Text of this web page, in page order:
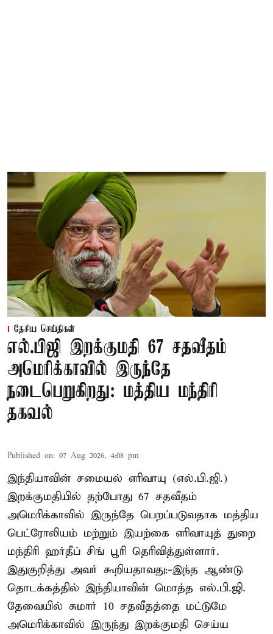
தேசிய செய்திகள்
எல்.பிஜி இறக்குமதி 67 சதவீதம்
அமெரிக்காவில் இருந்தே
நடைபெறுகிறது: மத்திய மந்திரி
தகவல்
Published on: 07 Aug 2026, 4:08 pm
இந்தியாவின் சமையல் எரிவாயு (எல்.பி.ஜி.)
இறக்குமதியில் தற்போது 67 சதவீதம்
அமெரிக்காவில் இருந்தே பெறப்படுவதாக மத்திய
பெட்ரோலியம் மற்றும் இயற்கை எரிவாயுத் துறை
மந்திரி ஹர்தீப் சிங் பூரி தெரிவித்துள்ளார்.
இதுகுறித்து அவர் கூறியதாவது:-இந்த ஆண்டு
தொடக்கத்தில் இந்தியாவின் மொத்த எல்.பி.ஜி.
தேவையில் சுமார் 10 சதவீதத்தை மட்டுமே
அமெரிக்காவில் இருந்து இறக்குமதி செய்ய